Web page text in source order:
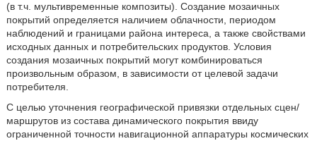
(в т.ч. мультивременные композиты). Создание мозаичных
покрытий определяется наличием облачности, периодом
наблюдений и границами района интереса, а также свойствами
исходных данных и потребительских продуктов. Условия
создания мозаичных покрытий могут комбинироваться
произвольным образом, в зависимости от целевой задачи
потребителя.
С целью уточнения географической привязки отдельных сцен/
маршрутов из состава динамического покрытия ввиду
ограниченной точности навигационной аппаратуры космических